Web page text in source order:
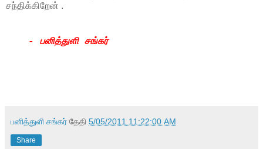
சந்திக்கிறேன் .
- பனித்துளி சங்கர்
பனித்துளி சங்கர் தேதி 5/05/2011 11:22:00 AM
Share